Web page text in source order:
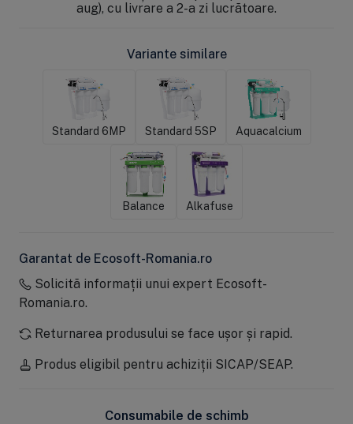
aug), cu livrare a 2-a zi lucrătoare.
Variante similare
Standard 6MP Standard 5SP Aquacalcium
Balance Alkafuse
Garantat de Ecosoft-Romania.ro
Solicită informații unui expert Ecosoft-
Romania.ro.
Returnarea produsului se face ușor și rapid.
Produs eligibil pentru achiziții SICAP/SEAP.
Consumabile de schimb